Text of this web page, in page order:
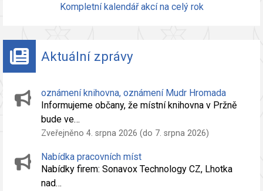
Kompletní kalendář akcí na celý rok
Aktuální zprávy
oznámení knihovna, oznámení Mudr Hromada
Informujeme občany, že místní knihovna v Pržně
bude ve…
Zveřejněno 4. srpna 2026 (do 7. srpna 2026)
Nabídka pracovních míst
Nabídky firem: Sonavox Technology CZ, Lhotka
nad…